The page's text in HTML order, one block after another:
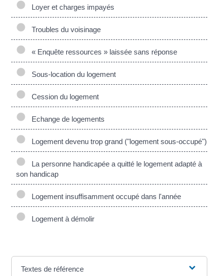
Loyer et charges impayés
Troubles du voisinage
« Enquête ressources » laissée sans réponse
Sous-location du logement
Cession du logement
Echange de logements
Logement devenu trop grand ("logement sous-occupé")
La personne handicapée a quitté le logement adapté à
son handicap
Logement insuffisamment occupé dans l'année
Logement à démolir
Textes de référence